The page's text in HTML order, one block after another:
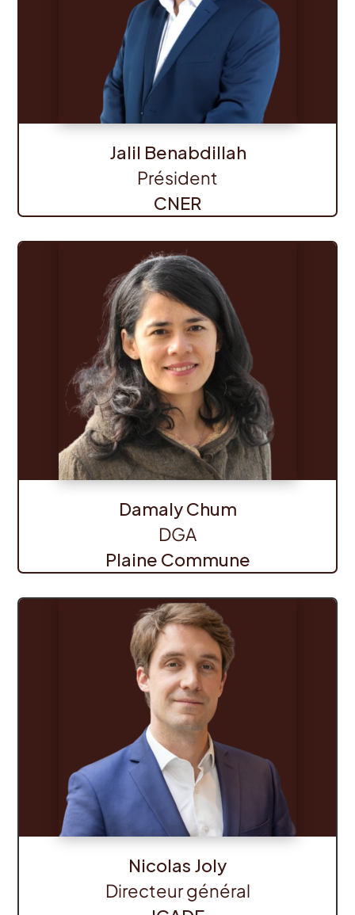
Jalil Benabdillah
Président
CNER
Damaly Chum
DGA
Plaine Commune
Nicolas Joly
Directeur général